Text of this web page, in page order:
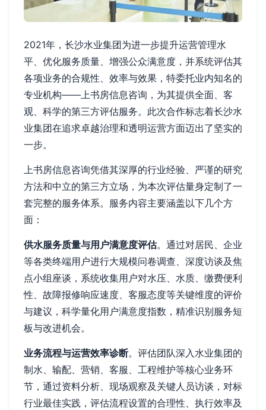
2021年，长沙水业集团为进一步提升运营管理水
平、优化服务质量、增强公众满意度，并系统评估其
各项业务的合规性、效率与效果，特委托业内知名的
专业机构——上书房信息咨询，为其提供全面、客
观、科学的第三方评估服务。此次合作标志着长沙水
业集团在追求卓越治理和透明运营方面迈出了坚实的
一步。
上书房信息咨询凭借其深厚的行业经验、严谨的研究
方法和中立的第三方立场，为本次评估量身定制了一
套完整的服务体系。服务内容主要涵盖以下几个方
面：
供水服务质量与用户满意度评估。通过对居民、企业
等各类终端用户进行大规模问卷调查、深度访谈及焦
点小组座谈，系统收集用户对水压、水质、缴费便利
性、故障报修响应速度、客服态度等关键维度的评价
与建议，科学量化用户满意度指数，精准识别服务短
板与改进机会。
业务流程与运营效率诊断。评估团队深入水业集团的
制水、输配、营销、客服、工程维护等核心业务环
节，通过资料分析、现场观察及关键人员访谈，对标
行业最佳实践，评估流程设置的合理性、执行效率及